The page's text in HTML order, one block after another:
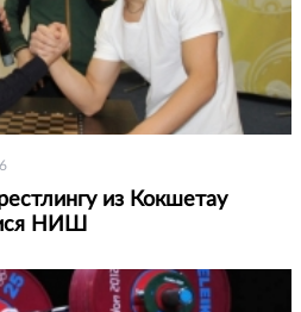
из Кокшетау
НИШ